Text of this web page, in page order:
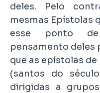
deles. Pelo
mesmas Epístolas
esse ponto
pensamento
que as epístolas de
(santos do
dirigidas a